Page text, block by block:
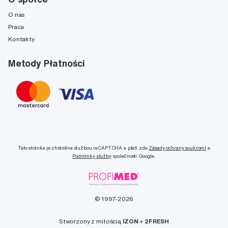
O nas
Praca
Kontakty
Metody Płatności
Tato stránka je chráněna službou reCAPTCHA a platí zde Zásady ochrany soukromí a
Podmínky službyspolečnosti Google.
© 1997-2026
Stworzony z miłością IZON + 2FRESH